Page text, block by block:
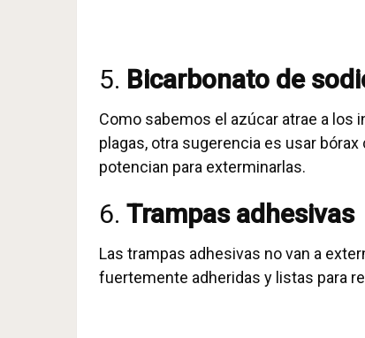
5. Bicarbonato de
Como sabemos el azúcar atrae a los
plagas, otra sugerencia es usar
potencian para exterminarlas.
6. Trampas adhesivas
Las trampas adhesivas no van a
fuertemente adheridas y listas para